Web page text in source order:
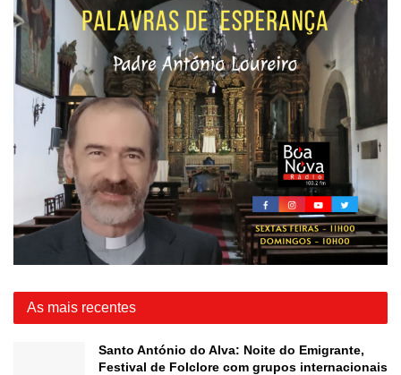
As mais recentes
Santo António do Alva: Noite do Emigrante,
Festival de Folclore com grupos internacionais